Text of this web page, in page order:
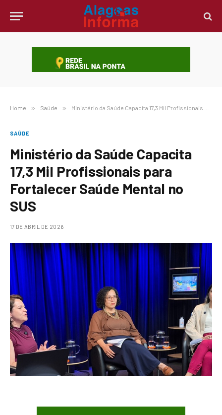
Home » Saúde » Ministério da Saúde Capacita 17,3 Mil Profissionais para Fortalecer Saúde Mental no SUS
SAÚDE
Ministério da Saúde Capacita
17,3 Mil Profissionais para
Fortalecer Saúde Mental no
SUS
17 DE ABRIL DE 2026